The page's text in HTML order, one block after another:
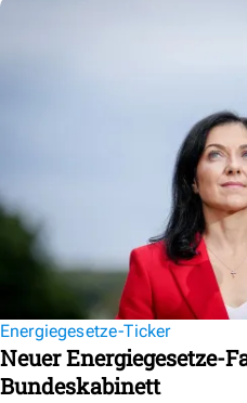
Energiegesetze-Ticker
Neuer Energiegesetze-
Bundeskabinett